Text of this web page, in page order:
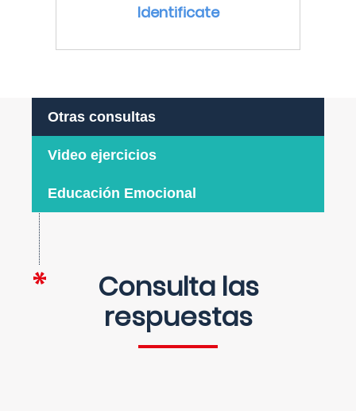
Identificate
Otras consultas
Video ejercicios
Educación Emocional
Consulta las
respuestas